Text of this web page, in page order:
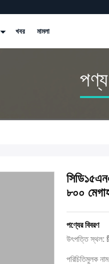
খবর মামলা
পণ্য
৮০০
পণ্যের বিবরণ
উৎপত্তি স্থল:
পরিচিতিমুলক